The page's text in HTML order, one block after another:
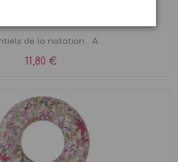
de la natation... A...
11,80 €